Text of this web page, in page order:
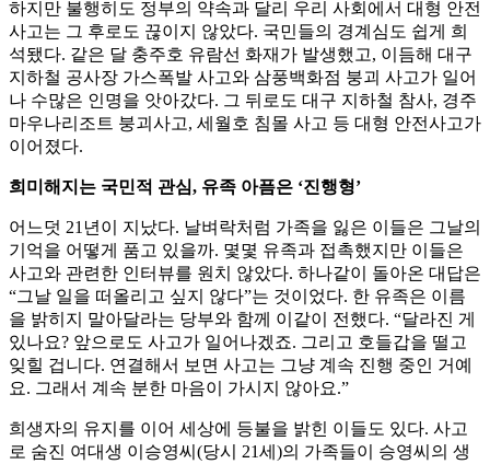
하지만 불행히도 정부의 약속과 달리 우리 사회에서 대형 안전
사고는 그 후로도 끊이지 않았다. 국민들의 경계심도 쉽게 희
석됐다. 같은 달 충주호 유람선 화재가 발생했고, 이듬해 대구
지하철 공사장 가스폭발 사고와 삼풍백화점 붕괴 사고가 일어
나 수많은 인명을 앗아갔다. 그 뒤로도 대구 지하철 참사, 경주
마우나리조트 붕괴사고, 세월호 침몰 사고 등 대형 안전사고가
이어졌다.
희미해지는 국민적 관심, 유족 아픔은 ‘진행형’
어느덧 21년이 지났다. 날벼락처럼 가족을 잃은 이들은 그날의
기억을 어떻게 품고 있을까. 몇몇 유족과 접촉했지만 이들은
사고와 관련한 인터뷰를 원치 않았다. 하나같이 돌아온 대답은
“그날 일을 떠올리고 싶지 않다”는 것이었다. 한 유족은 이름
을 밝히지 말아달라는 당부와 함께 이같이 전했다. “달라진 게
있나요? 앞으로도 사고가 일어나겠죠. 그리고 호들갑을 떨고
잊힐 겁니다. 연결해서 보면 사고는 그냥 계속 진행 중인 거예
요. 그래서 계속 분한 마음이 가시지 않아요.”
희생자의 유지를 이어 세상에 등불을 밝힌 이들도 있다. 사고
로 숨진 여대생 이승영씨(당시 21세)의 가족들이 승영씨의 생